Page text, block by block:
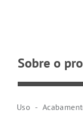
Sobre o
Uso -